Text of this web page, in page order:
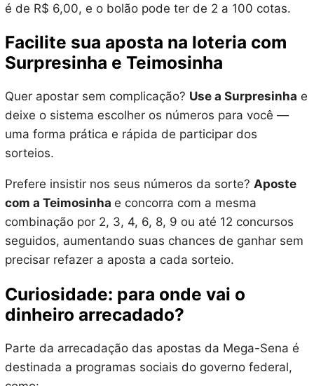
é de R$ 6,00, e o bolão pode ter de 2 a 100 cotas.
Facilite sua aposta na loteria com
Surpresinha e Teimosinha
Quer apostar sem complicação? Use a Surpresinha e
deixe o sistema escolher os números para você —
uma forma prática e rápida de participar dos
sorteios.
Prefere insistir nos seus números da sorte? Aposte
com a Teimosinha e concorra com a mesma
combinação por 2, 3, 4, 6, 8, 9 ou até 12 concursos
seguidos, aumentando suas chances de ganhar sem
precisar refazer a aposta a cada sorteio.
Curiosidade: para onde vai o
dinheiro arrecadado?
Parte da arrecadação das apostas da Mega-Sena é
destinada a programas sociais do governo federal,